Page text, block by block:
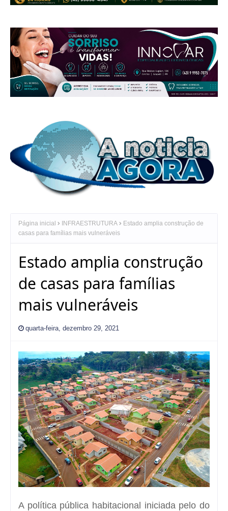
Página inicial INFRAESTRUTURA
Estado amplia construção de
casas para famílias mais vulneráveis
Estado amplia construção
de casas para famílias
mais vulneráveis
quarta-feira, dezembro 29, 2021
A política pública habitacional iniciada pelo do